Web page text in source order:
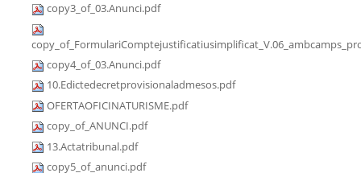
copy3_of_03.Anunci.pdf
copy4_of_03.Anunci.pdf
10.Edictedecretprovisionaladmesos.pdf
OFERTAOFICINATURISME.pdf
copy_of_ANUNCI.pdf
13.Actatribunal.pdf
copy5_of_anunci.pdf